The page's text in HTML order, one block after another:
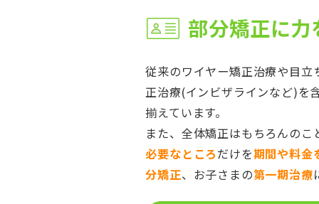
部分矯正に
従来のワイヤー矯正治療や目立
正治療(インビザラインなど)を
揃えています。
また、全体矯正はもちろんのこ
必要なところだけを期間や料金
分矯正、お子さまの第一期治療